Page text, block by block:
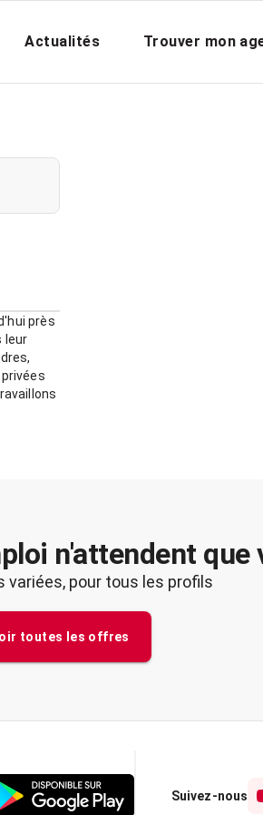
Actualités Trouver mon
près
leur
n'attendent que
variées, pour tous les profils
toutes les offres
Suivez-nous